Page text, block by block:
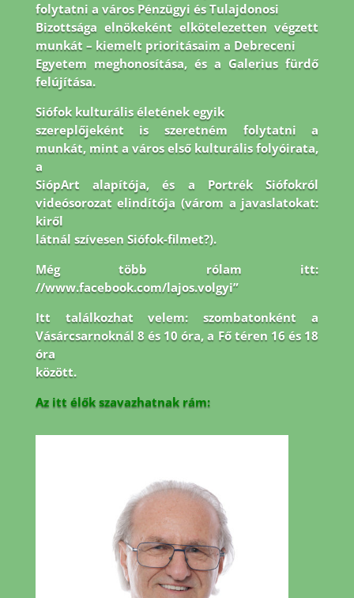
folytatni a város Pénzügyi és Tulajdonosi
Bizottsága elnökeként elkötelezetten végzett
munkát – kiemelt prioritásaim a Debreceni
Egyetem meghonosítása, és a Galerius fürdő
felújítása.
Siófok kulturális életének egyik
szereplőjeként is szeretném folytatni a
munkát, mint a város első kulturális folyóirata,
a
SiópArt alapítója, és a Portrék Siófokról
videósorozat elindítója (várom a javaslatokat:
kiről
látnál szívesen Siófok-filmet?).
Még több rólam itt:
//www.facebook.com/lajos.volgyi”
Itt találkozhat velem: szombatonként a
Vásárcsarnoknál 8 és 10 óra, a Fő téren 16 és 18
óra
között.
Az itt élők szavazhatnak rám: